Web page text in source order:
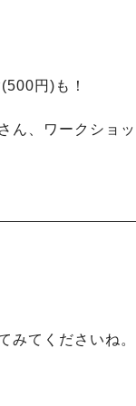
円)も！
ん、ワークショ
みてくださいね。